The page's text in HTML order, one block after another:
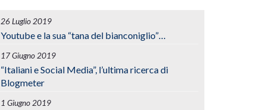
26 Luglio 2019
Youtube e la sua “tana del bianconiglio”…
17 Giugno 2019
“Italiani e Social Media”, l’ultima ricerca di
Blogmeter
1 Giugno 2019